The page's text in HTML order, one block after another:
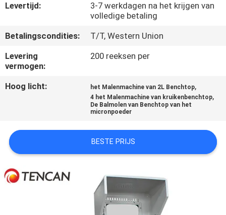
BLOG
OM EEN
CITAAT
PRIVACYBELEID
Levertijd:
3-7 werkdagen na het krijgen van
volledige betaling
Betalingscondities:
T/T, Western Union
Levering
vermogen:
200 reeksen per
Hoog licht: het Malenmachine van 2L Benchtop,
4 het Malenmachine van kruikenbenchtop,
De Balmolen van Benchtop van het
micronpoeder
BESTE PRIJS